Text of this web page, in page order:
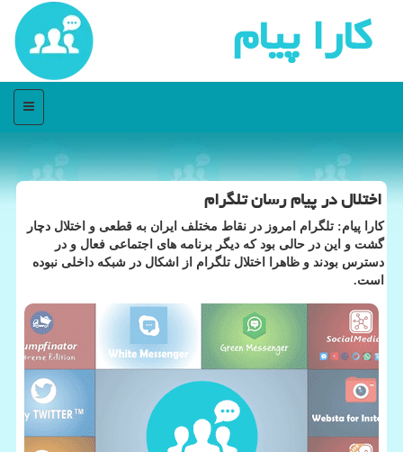
كارا پیام
منو
اختلال در پیام رسان تلگرام
كارا پیام: تلگرام امروز در نقاط مختلف ایران به قطعی و اختلال دچار
گشت و این در حالی بود كه دیگر برنامه های اجتماعی فعال و در
دسترس بودند و ظاهرا اختلال تلگرام از اشكال در شبكه داخلی نبوده
است.